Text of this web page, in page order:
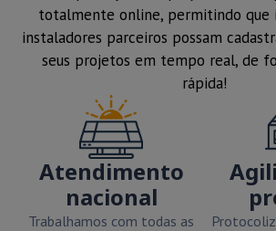
totalmente online, permitindo que
instaladores parceiros possam
seus projetos em tempo real, de
rápida!
Atendimento
nacional
Trabalhamos com todas as